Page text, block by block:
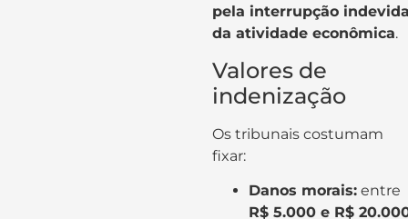
pela interrupção
da atividade econômica.
Valores de
indenização
Os tribunais costumam
fixar:
Danos morais: entre
R$ 5.000 e R$